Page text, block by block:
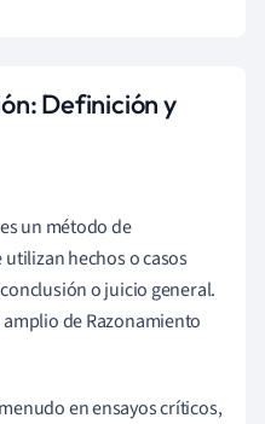
Definición y
un método de
hechos o casos
o juicio general.
de Razonamiento
en ensayos críticos,